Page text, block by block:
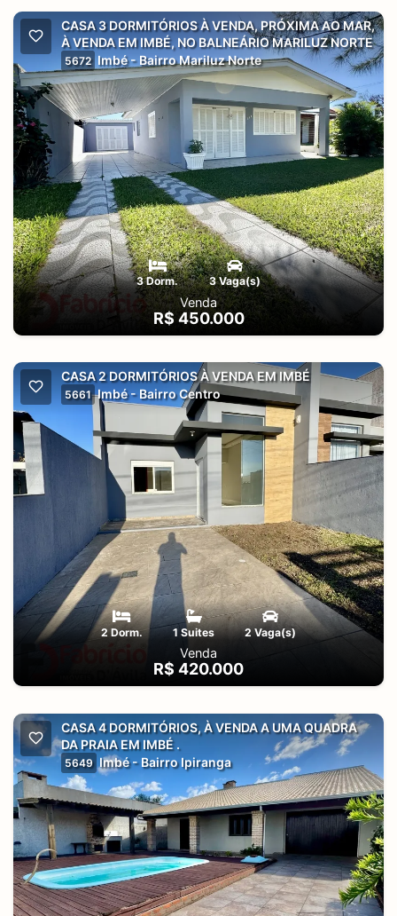
CASA 3 DORMITÓRIOS À VENDA, PRÓXIMA AO MAR,
À VENDA EM IMBÉ, NO BALNEÁRIO MARILUZ NORTE
5672 Imbé - Bairro Mariluz Norte
3 Dorm. 3 Vaga(s)
Venda
R$ 450.000
CASA 2 DORMITÓRIOS À VENDA EM IMBÉ
5661 Imbé - Bairro Centro
2 Dorm. 1 Suites 2 Vaga(s)
Venda
R$ 420.000
CASA 4 DORMITÓRIOS, À VENDA A UMA QUADRA
DA PRAIA EM IMBÉ .
5649 Imbé - Bairro Ipiranga